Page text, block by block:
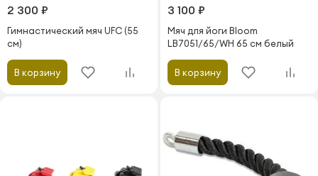
2 300 ₽
Гимнастический мяч UFC (55
см)
В корзину
3 100 ₽
Мяч для йоги Bloom
LB7051/65/WH 65 см белый
В корзину